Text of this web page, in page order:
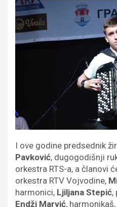
I ove godine predsednik
Pavković, dugogodišnji
orkestra RTS-a, a članovi
orkestra RTV Vojvodine,
harmonici, Ljiljana Stepić,
Endži Marvić,